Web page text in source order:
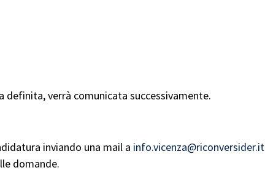
definita, verrà comunicata successivamente.
inviando una mail a info.vicenza@riconversider.it
domande.